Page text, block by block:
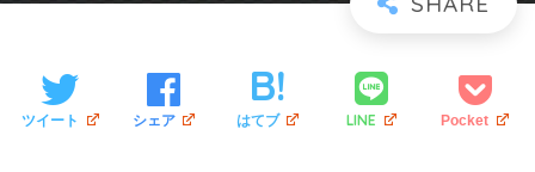
ツイート シェア はてブ LINE Pocket